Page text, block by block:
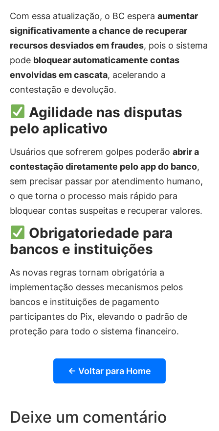
Com essa atualização, o BC espera aumentar
significativamente a chance de recuperar
recursos desviados em fraudes, pois o sistema
pode bloquear automaticamente contas
envolvidas em cascata, acelerando a
contestação e devolução.
Agilidade nas disputas
pelo aplicativo
Usuários que sofrerem golpes poderão abrir a
contestação diretamente pelo app do banco,
sem precisar passar por atendimento humano,
o que torna o processo mais rápido para
bloquear contas suspeitas e recuperar valores.
Obrigatoriedade para
bancos e instituições
As novas regras tornam obrigatória a
implementação desses mecanismos pelos
bancos e instituições de pagamento
participantes do Pix, elevando o padrão de
proteção para todo o sistema financeiro.
← Voltar para Home
Deixe um comentário